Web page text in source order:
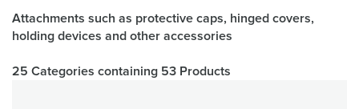
Attachments such as protective caps, hinged covers,
holding devices and other accessories
25 Categories containing 53 Products